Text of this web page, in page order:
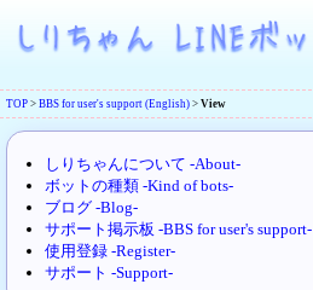
TOP > BBS for user's support (English) > View
しりちゃんについて -About-
ボットの種類 -Kind of bots-
ブログ -Blog-
サポート掲示板 -BBS for user's support-
使用登録 -Register-
サポート -Support-